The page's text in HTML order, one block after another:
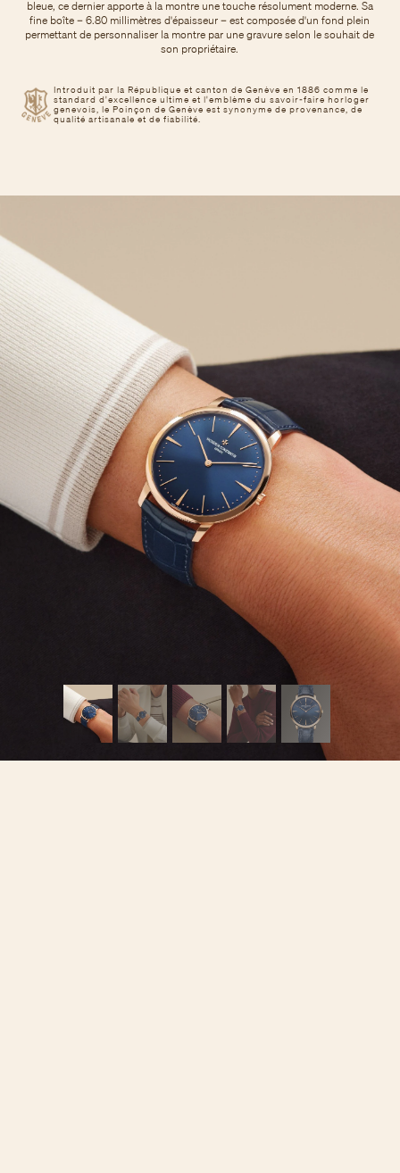
Introduit par la République et canton de Genève en 1886 comme le
standard d'excellence ultime et l'emblème du savoir-faire horloger
genevois, le Poinçon de Genève est synonyme de provenance, de
qualité artisanale et de fiabilité.
bleue, ce dernier apporte à la montre une touche résolument moderne. Sa
fine boîte – 6.80 millimètres d'épaisseur – est composée d'un fond plein
permettant de personnaliser la montre par une gravure selon le souhait de
son propriétaire.